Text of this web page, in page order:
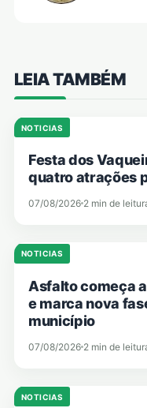
LEIA TAMBÉM
NOTICIAS
Festa dos
quatro atrações
07/08/2026 2 min de
NOTICIAS
Asfalto começa
e marca nova
município
07/08/2026 2 min de
NOTICIAS